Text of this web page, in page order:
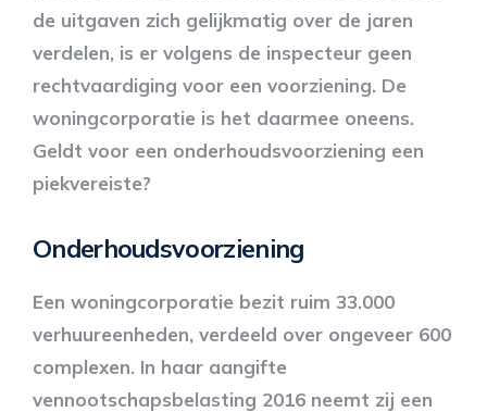
de uitgaven zich gelijkmatig over de jaren
verdelen, is er volgens de inspecteur geen
rechtvaardiging voor een voorziening. De
woningcorporatie is het daarmee oneens.
Geldt voor een onderhoudsvoorziening een
piekvereiste?
Onderhoudsvoorziening
Een woningcorporatie bezit ruim 33.000
verhuureenheden, verdeeld over ongeveer 600
complexen. In haar aangifte
vennootschapsbelasting 2016 neemt zij een